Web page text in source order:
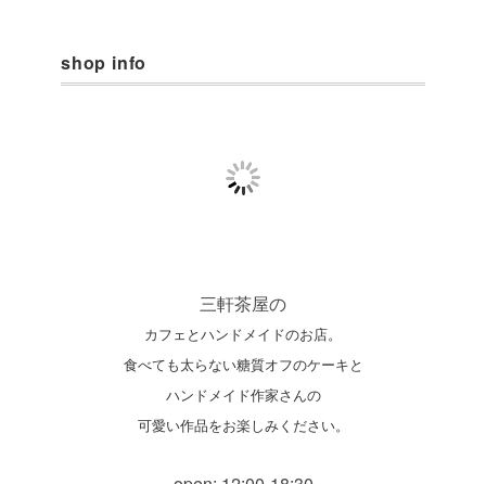
shop info
三軒茶屋の
カフェとハンドメイドのお店。
食べても太らない糖質オフのケーキと
ハンドメイド作家さんの
可愛い作品をお楽しみください。